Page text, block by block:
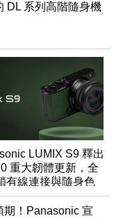
DL 系列高階隨身機
LUMIX S9 釋出
重大韌體更新，全
有線連接與隨身色
期！Panasonic 宣